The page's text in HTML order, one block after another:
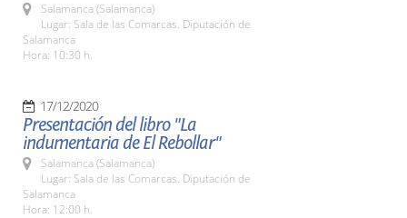
Salamanca (Salamanca)
Lugar: Sala de las Comarcas. Diputación de
Salamanca
Hora: 10:30 h.
17/12/2020
Presentación del libro "La
indumentaria de El Rebollar"
Salamanca (Salamanca)
Lugar: Sala de las Comarcas. Diputación de
Salamanca
Hora: 12:00 h.